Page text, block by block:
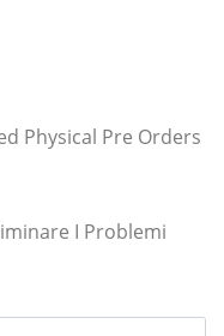
Physical Pre Orders
I Problemi